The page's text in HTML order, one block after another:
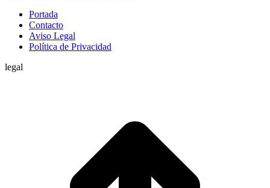
Portada
Contacto
Aviso Legal
Política de Privacidad
legal